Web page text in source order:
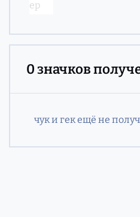
0 значков
чук и гек ещё не